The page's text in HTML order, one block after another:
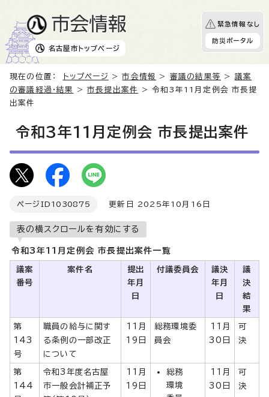
名古屋市 トップページ
緊急情報なし
防災ポータル
現在の位置： トップページ >市会情報 > 審議の結果等 > 議案
の審議経過・結果
>市長提出案件
> 令和3年11月定例会 市長提
出案件
令和3年11月定例会 市長提出案件
ページID 1030875 更新日 2025年10月16日
表の横スクロールを有効にする
令和3年11月定例会 市長提出案件一覧
議案
番号
案件名
提出
年月
日
付議委員会
議決
年月
日
議
決
結
果
第
143
号
職員の給与に関す
る条例の一部改正
について
11月
19日
総務環境委
員会
11月
30日
可
決
第
144
令和3年度名古屋
市一般会計補正予
11月
19日
総務
環境
11月
30日
可
決